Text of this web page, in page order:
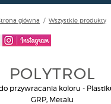
główna / Wszystkie produkty
POLYTROL
przywracania koloru -
GRP, Metalu